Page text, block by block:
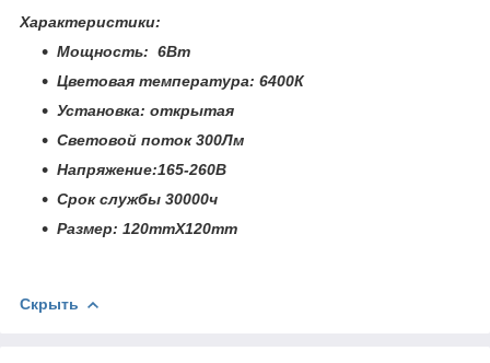
Характеристики:
Мощность: 6Вт
Цветовая температура: 6400К
Установка: открытая
Световой поток 300Лм
Напряжение:165-260В
Срок службы 30000ч
Размер: 120mmХ120mm
Скрыть